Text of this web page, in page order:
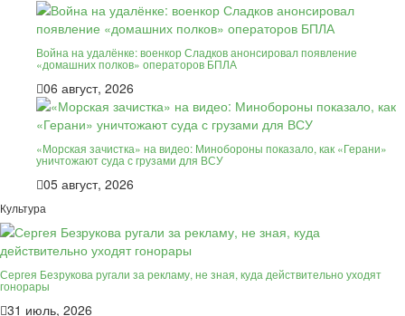
Война на удалёнке: военкор Сладков анонсировал появление
«домашних полков» операторов БПЛА
06 август, 2026
«Морская зачистка» на видео: Минобороны показало, как «Герани»
уничтожают суда с грузами для ВСУ
05 август, 2026
Культура
Сергея Безрукова ругали за рекламу, не зная, куда действительно уходят
гонорары
31 июль, 2026